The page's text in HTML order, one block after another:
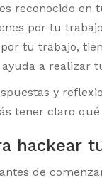
reconocido en
por tu
tu trabajo,
a realizar
y
tener claro
hackear
de